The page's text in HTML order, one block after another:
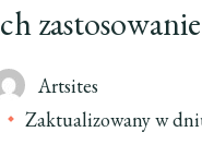
Artsites
Zaktualizowany w